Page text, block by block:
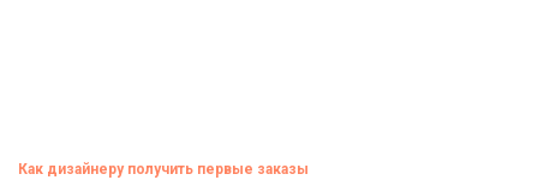
Как дизайнеру получить первые заказы